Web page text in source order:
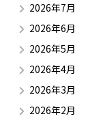
2026年7月
2026年6月
2026年5月
2026年4月
2026年3月
2026年2月